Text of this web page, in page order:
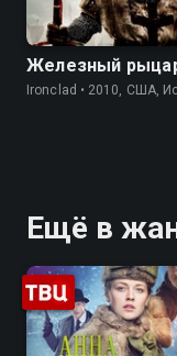
Железный
Ironclad • 2010, США,
Ещё в